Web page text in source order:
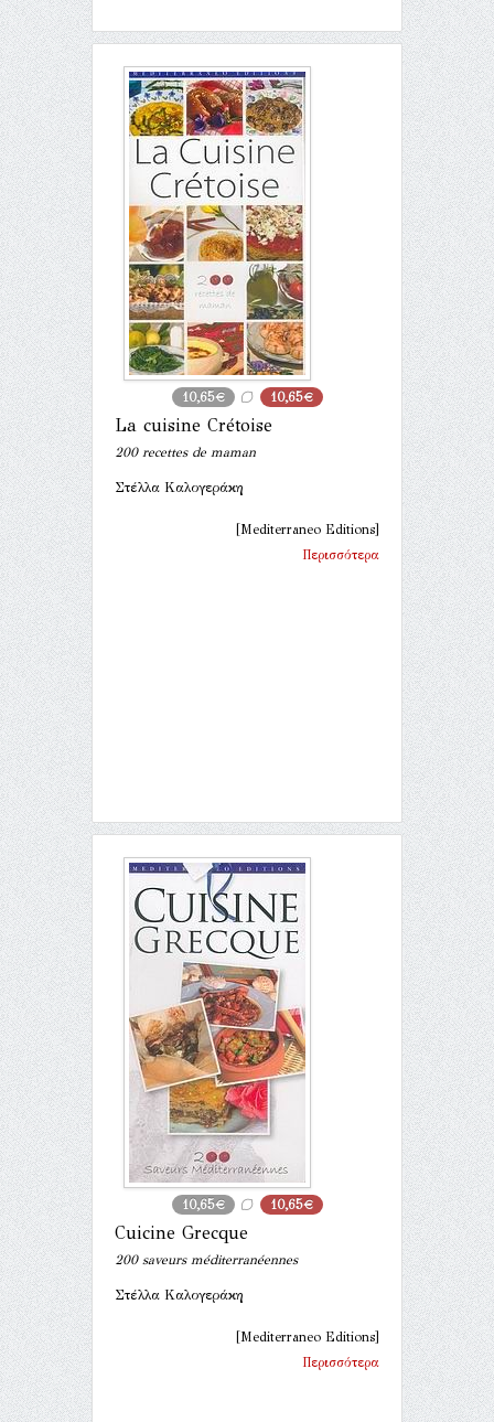
10,65€ 10,65€
La cuisine Crétoise
200 recettes de maman
Στέλλα Καλογεράκη
[Mediterraneo Editions]
Περισσότερα
10,65€ 10,65€
Cuicine Grecque
200 saveurs méditerranéennes
Στέλλα Καλογεράκη
[Mediterraneo Editions]
Περισσότερα